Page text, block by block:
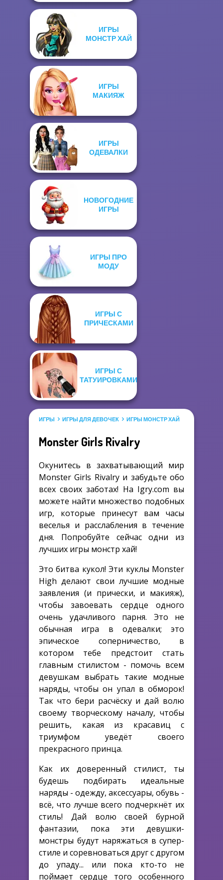
ИГРЫ
МОНСТР ХАЙ
ИГРЫ
МАКИЯЖ
ИГРЫ
ОДЕВАЛКИ
НОВОГОДНИЕ
ИГРЫ
ИГРЫ ПРО
МОДУ
ИГРЫ С
ПРИЧЕСКАМИ
ИГРЫ С
ТАТУИРОВКАМИ
ИГРЫ ИГРЫ ДЛЯ ДЕВОЧЕК ИГРЫ МОНСТР ХАЙ
Monster Girls Rivalry
Окунитесь в захватывающий мир
Monster Girls Rivalry и забудьте обо
всех своих заботах! На Igry.com вы
можете найти множество подобных
игр, которые принесут вам часы
веселья и расслабления в течение
дня. Попробуйте сейчас одни из
лучших игры монстр хай!
Это битва кукол! Эти куклы Monster
High делают свои лучшие модные
заявления (и прически, и макияж),
чтобы завоевать сердце одного
очень удачливого парня. Это не
обычная игра в одевалки; это
эпическое соперничество, в
котором тебе предстоит стать
главным стилистом - помочь всем
девушкам выбрать такие модные
наряды, чтобы он упал в обморок!
Так что бери расчёску и дай волю
своему творческому началу, чтобы
решить, какая из красавиц с
триумфом уведёт своего
прекрасного принца.
Как их доверенный стилист, ты
будешь подбирать идеальные
наряды - одежду, аксессуары, обувь -
всё, что лучше всего подчеркнёт их
стиль! Дай волю своей бурной
фантазии, пока эти девушки-
монстры будут наряжаться в супер-
стиле и соревноваться друг с другом
до упаду... или пока кто-то не
поймает сердце того особенного